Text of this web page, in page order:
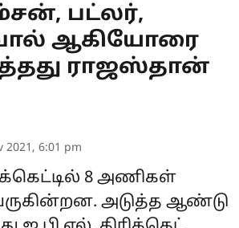
பட்லர்,
ஆகியோரை
ராஜஸ்தான்
2021, 6:01 pm
8 அணிகள்
அடுத்த ஆண்டு